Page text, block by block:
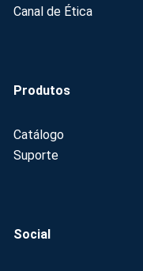
Canal de Ética
Produtos
Catálogo
Suporte
Social